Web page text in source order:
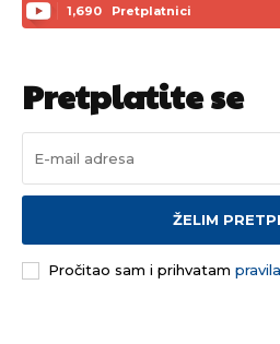
1,690 Pretplatnici
Pretplatite se
ŽELIM
Pročitao sam i prihvatam